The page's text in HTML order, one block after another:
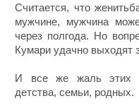
Считается, что
мужчине, мужчина
через полгода. Но
Кумари удачно выходят
И все же жаль этих
детства, семьи, родных.